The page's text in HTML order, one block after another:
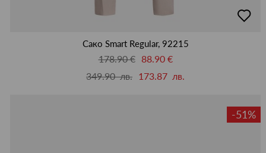
в
Сако Smart Regular, 92215
178.90 €
88.90 €
349.90 лв. 173.87 лв.
-51%